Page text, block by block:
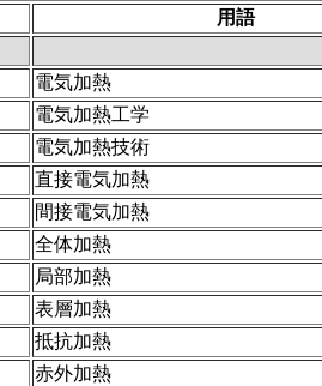
用語
電気加熱
電気加熱工学
電気加熱技術
直接電気加熱
間接電気加熱
全体加熱
局部加熱
表層加熱
抵抗加熱
赤外加熱